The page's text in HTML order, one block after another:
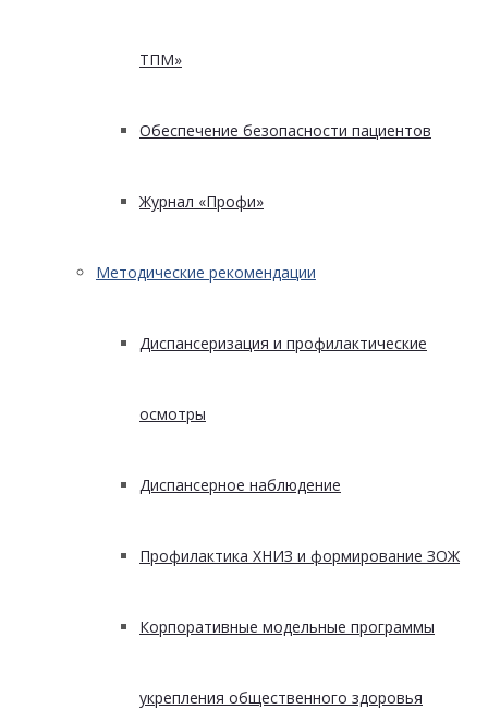
ТПМ»
Обеспечение безопасности пациентов
Журнал «Профи»
Методические рекомендации
Диспансеризация и профилактические
осмотры
Диспансерное наблюдение
Профилактика ХНИЗ и формирование ЗОЖ
Корпоративные модельные программы
укрепления общественного здоровья